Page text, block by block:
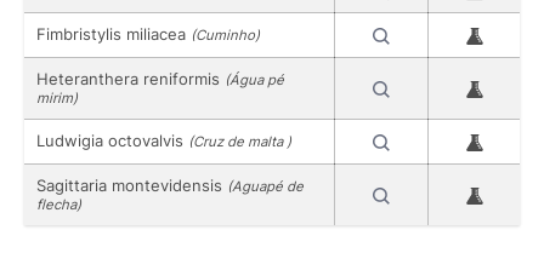
Fimbristylis miliacea (Cuminho)
Heteranthera reniformis (Água pé
mirim)
Ludwigia octovalvis (Cruz de malta )
Sagittaria montevidensis (Aguapé de
flecha)